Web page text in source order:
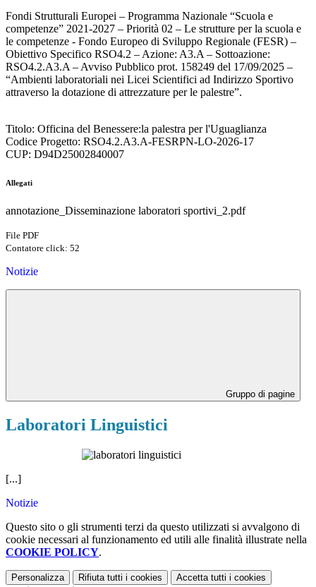
Fondi Strutturali Europei – Programma Nazionale “Scuola e
competenze” 2021-2027 – Priorità 02 – Le strutture per la scuola e
le competenze - Fondo Europeo di Sviluppo Regionale (FESR) –
Obiettivo Specifico RSO4.2 – Azione: A3.A – Sottoazione:
RSO4.2.A3.A – Avviso Pubblico prot. 158249 del 17/09/2025 –
“Ambienti laboratoriali nei Licei Scientifici ad Indirizzo Sportivo
attraverso la dotazione di attrezzature per le palestre”.
Titolo: Officina del Benessere:la palestra per l'Uguaglianza
Codice Progetto: RSO4.2.A3.A-FESRPN-LO-2026-17
CUP: D94D25002840007
Allegati
annotazione_Disseminazione laboratori sportivi_2.pdf
File PDF
Contatore click: 52
Notizie
Gruppo di pagine
Laboratori Linguistici
[...]
Notizie
Questo sito o gli strumenti terzi da questo utilizzati si avvalgono di
cookie necessari al funzionamento ed utili alle finalità illustrate nella
COOKIE POLICY.
Personalizza Rifiuta tutti i cookies Accetta tutti i cookies